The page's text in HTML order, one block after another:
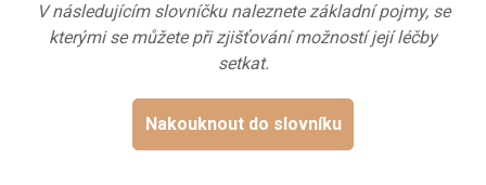
V následujícím slovníčku naleznete základní pojmy, se
kterými se můžete při zjišťování možností její léčby
setkat.
Nakouknout do slovníku